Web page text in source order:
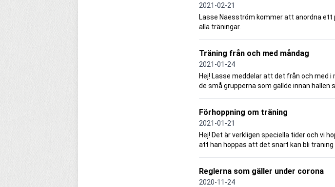
2021-02-21
Lasse Naesström kommer att anordna
alla träningar.
Träning från och med måndag
2021-01-24
Hej! Lasse meddelar att det från och med
de små grupperna som gällde innan hallen
Förhoppning om träning
2021-01-21
Hej! Det är verkligen speciella tider och vi
att han hoppas att det snart kan bli träning
Reglerna som gäller under corona
2020-11-24